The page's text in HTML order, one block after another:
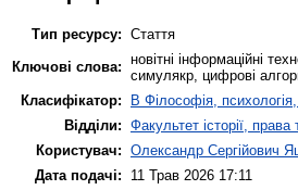
Тип ресурсу: Стаття
Ключові слова: новітні інформаційні
симулякр, цифрові
Класифікатор:
B Філософія, психологія,
Відділи: Факультет історії, права
Користувач: Олександр Сергійович
Дата подачі:
11 Трав 2026 17:11